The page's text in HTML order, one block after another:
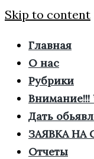
Skip to content
Главная
О нас
Рубрики
Дать
ЗАЯВКА НА
Отчеты